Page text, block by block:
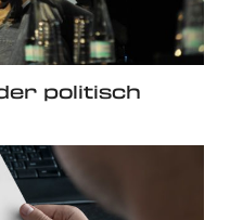
politisch